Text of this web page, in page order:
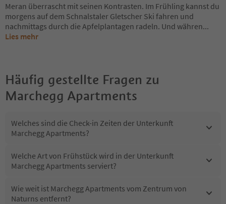
Meran überrascht mit seinen Kontrasten. Im Frühling kannst du
morgens auf dem Schnalstaler Gletscher Ski fahren und
nachmittags durch die Apfelplantagen radeln. Und währen...
Lies mehr
Häufig gestellte Fragen zu
Marchegg Apartments
Welches sind die Check-in Zeiten der Unterkunft
Marchegg Apartments?
Welche Art von Frühstück wird in der Unterkunft
Marchegg Apartments serviert?
Wie weit ist Marchegg Apartments vom Zentrum von
Naturns entfernt?